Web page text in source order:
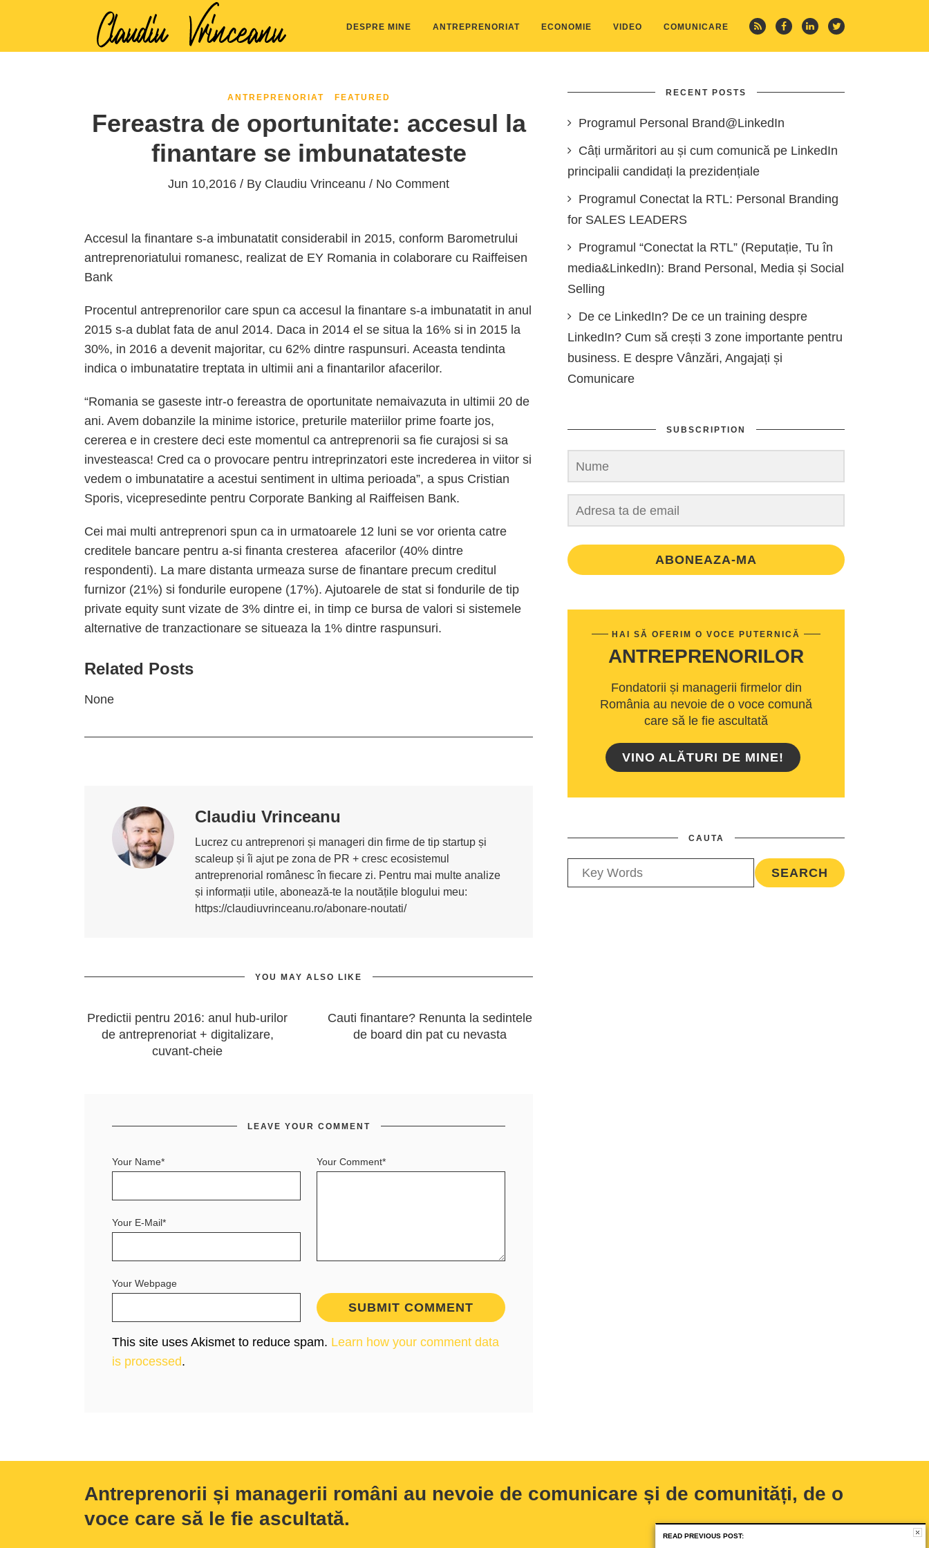
DESPRE MINE ANTREPRENORIAT ECONOMIE VIDEO COMUNICARE
ANTREPRENORIAT FEATURED
Fereastra de oportunitate: accesul la
finantare se imbunatateste
Jun 10,2016 / By Claudiu Vrinceanu / No Comment
Accesul la finantare s-a imbunatatit considerabil in 2015, conform Barometrului
antreprenoriatului romanesc, realizat de EY Romania in colaborare cu Raiffeisen
Bank
Procentul antreprenorilor care spun ca accesul la finantare s-a imbunatatit in anul
2015 s-a dublat fata de anul 2014. Daca in 2014 el se situa la 16% si in 2015 la
30%, in 2016 a devenit majoritar, cu 62% dintre raspunsuri. Aceasta tendinta
indica o imbunatatire treptata in ultimii ani a finantarilor afacerilor.
“Romania se gaseste intr-o fereastra de oportunitate nemaivazuta in ultimii 20 de
ani. Avem dobanzile la minime istorice, preturile materiilor prime foarte jos,
cererea e in crestere deci este momentul ca antreprenorii sa fie curajosi si sa
investeasca! Cred ca o provocare pentru intreprinzatori este increderea in viitor si
vedem o imbunatatire a acestui sentiment in ultima perioada”, a spus Cristian
Sporis, vicepresedinte pentru Corporate Banking al Raiffeisen Bank.
Cei mai multi antreprenori spun ca in urmatoarele 12 luni se vor orienta catre
creditele bancare pentru a-si finanta cresterea afacerilor (40% dintre
respondenti). La mare distanta urmeaza surse de finantare precum creditul
furnizor (21%) si fondurile europene (17%). Ajutoarele de stat si fondurile de tip
private equity sunt vizate de 3% dintre ei, in timp ce bursa de valori si sistemele
alternative de tranzactionare se situeaza la 1% dintre raspunsuri.
Related Posts
None
Claudiu Vrinceanu
Lucrez cu antreprenori și manageri din firme de tip startup și
scaleup și îi ajut pe zona de PR + cresc ecosistemul
antreprenorial românesc în fiecare zi. Pentru mai multe analize
și informații utile, abonează-te la noutățile blogului meu:
https://claudiuvrinceanu.ro/abonare-noutati/
YOU MAY ALSO LIKE
Predictii pentru 2016: anul hub-urilor
de antreprenoriat + digitalizare,
cuvant-cheie
Cauti finantare? Renunta la sedintele
de board din pat cu nevasta
LEAVE YOUR COMMENT
Your Comment*
Your Name*
Your E-Mail*
Your Webpage
This site uses Akismet to reduce spam. Learn how your comment data
is processed.
RECENT POSTS
Programul Personal Brand@LinkedIn
Câți urmăritori au și cum comunică pe LinkedIn
principalii candidați la prezidențiale
Programul Conectat la RTL: Personal Branding
for SALES LEADERS
Programul “Conectat la RTL” (Reputație, Tu în
media&LinkedIn): Brand Personal, Media și Social
Selling
De ce LinkedIn? De ce un training despre
LinkedIn? Cum să crești 3 zone importante pentru
business. E despre Vânzări, Angajați și
Comunicare
SUBSCRIPTION
ABONEAZA-MA
HAI SĂ OFERIM O VOCE PUTERNICĂ
ANTREPRENORILOR
Fondatorii și managerii firmelor din
România au nevoie de o voce comună
care să le fie ascultată
VINO ALĂTURI DE MINE!
CAUTA
Antreprenorii și managerii români au nevoie de comunicare și de comunități, de o
voce care să le fie ascultată.
READ PREVIOUS POST: